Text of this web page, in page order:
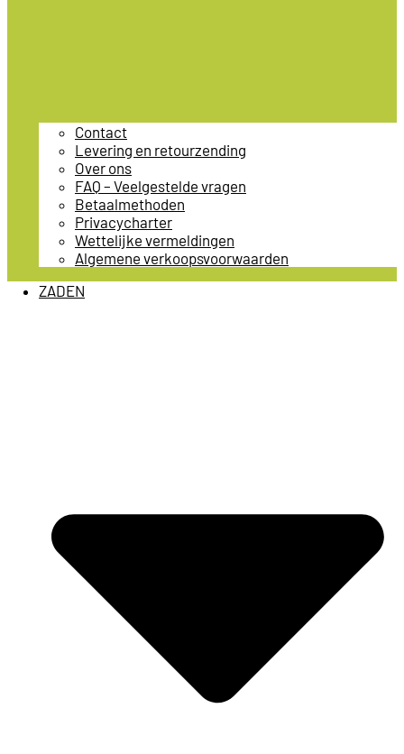
Contact
Levering en retourzending
Over ons
FAQ – Veelgestelde vragen
Betaalmethoden
Privacycharter
Wettelijke vermeldingen
Algemene verkoopsvoorwaarden
ZADEN